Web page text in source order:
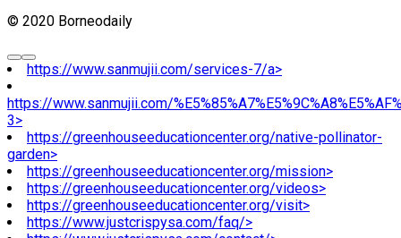
© 2020 Borneodaily
https://www.sanmujii.com/services-7/a>
https://www.sanmujii.com/
3>
https://greenhouseeducationcenter.org/native-pollinator-
garden>
https://greenhouseeducationcenter.org/mission>
https://greenhouseeducationcenter.org/videos>
https://greenhouseeducationcenter.org/visit>
https://www.justcrispysa.com/faq/>